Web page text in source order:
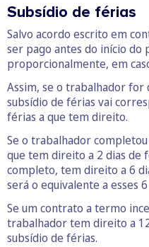
Subsídio de férias
Salvo acordo escrito em
ser pago antes do início do
proporcionalmente, em
Assim, se o trabalhador for
subsídio de férias vai
férias a que tem direito.
Se o trabalhador
que tem direito a 2 dias de
completo, tem direito a 6
será o equivalente a esses 6
Se um contrato a termo
trabalhador tem direito a
subsídio de férias.